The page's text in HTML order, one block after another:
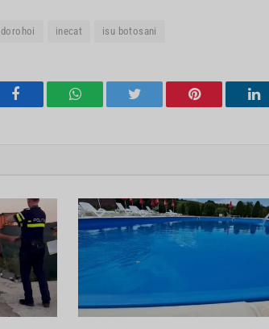
dorohoi inecat isu botosani
Facebook WhatsAppTwitter Pinterest